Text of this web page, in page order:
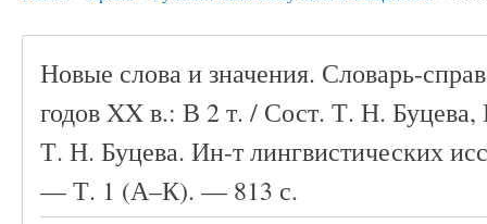
Новые слова и значения. Словарь-
годов XX в.: В 2 т. / Сост. Т. Н.
Т. Н. Буцева. Ин-т лингвистических
— Т. 1 (А–К). — 813 с.